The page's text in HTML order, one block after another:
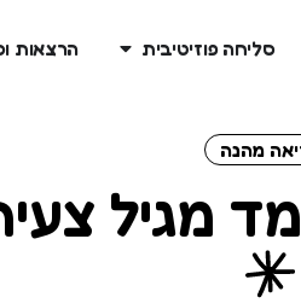
סליחה פוזיטיבית הרצאות
מהנה
מגיל